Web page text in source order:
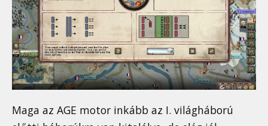
Maga az AGE motor inkább az I. világháború